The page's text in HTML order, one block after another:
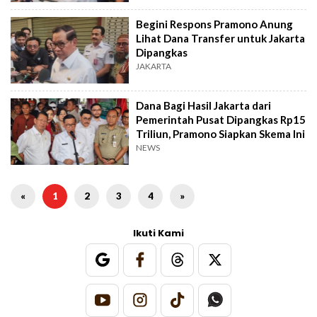
Begini Respons Pramono Anung
Lihat Dana Transfer untuk Jakarta
Dipangkas
JAKARTA
Dana Bagi Hasil Jakarta dari
Pemerintah Pusat Dipangkas Rp15
Triliun, Pramono Siapkan Skema Ini
NEWS
« 1 2 3 4 »
Ikuti Kami